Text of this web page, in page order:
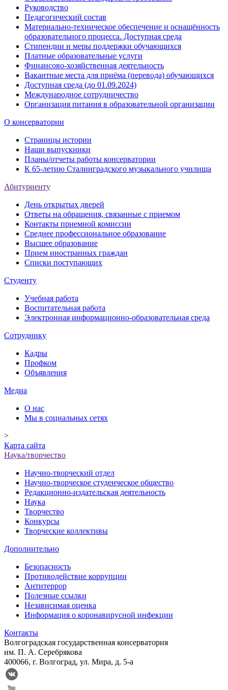
Руководство
Педагогический состав
Материально-техническое обеспечение и оснащённость
образовательного процесса. Доступная среда
Стипендии и меры поддержки обучающихся
Платные образовательные услуги
Финансово-хозяйственная деятельность
Вакантные места для приёма (перевода) обучающихся
Доступная среда (до 01.09.2024)
Международное сотрудничество
Организация питания в образовательной организации
О консерватории
Страницы истории
Наши выпускники
Планы/отчеты работы консерватории
К 65-летию Сталинградского музыкального училища
Абитуриенту
День открытых дверей
Ответы на обращения, связанные с приемом
Контакты приемной комиссии
Среднее профессиональное образование
Высшее образование
Прием иностранных граждан
Списки поступающих
Студенту
Учебная работа
Воспитательная работа
Электронная информационно-образовательная среда
Сотруднику
Кадры
Профком
Объявления
Медиа
О нас
Мы в социальных сетях
>
Карта сайта
Наука/творчество
Научно-творческий отдел
Научно-творческое студенческое общество
Редакционно-издательская деятельность
Наука
Творчество
Конкурсы
Творческие коллективы
Дополнительно
Безопасность
Противодействие коррупции
Антитеррор
Полезные ссылки
Независимая оценка
Информация о коронавирусной инфекции
Контакты
Волгоградская государственная консерватория
им. П. А. Серебрякова
400066, г. Волгоград, ул. Мира, д. 5-а